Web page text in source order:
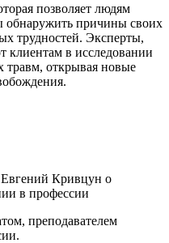
позволяет людям
обнаружить причины своих
трудностей. Эксперты,
клиентам в исследовании
травм, открывая новые
Кривцун о
в профессии
преподавателем